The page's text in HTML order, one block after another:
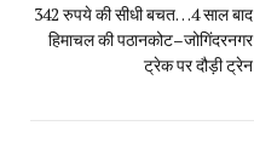
342 रुपये की सीधी बचत…4 साल बाद
हिमाचल की पठानकोट–जोगिंदरनगर
ट्रेक पर दौड़ी ट्रेन